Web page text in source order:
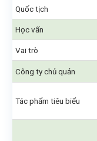
Quốc tịch
Học vấn
Vai trò
Công ty chủ quản
Tác phẩm tiêu biểu